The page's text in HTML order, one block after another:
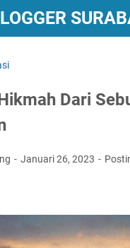
Dari
Januari 26, 2023